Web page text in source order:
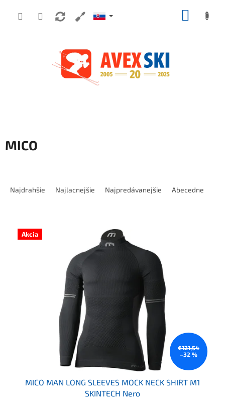
MICO
Najdrahšie Najlacnejšie Najpredávanejšie Abecedne
Akcia
€121,54
–32 %
MICO MAN LONG SLEEVES MOCK NECK SHIRT M1
SKINTECH Nero